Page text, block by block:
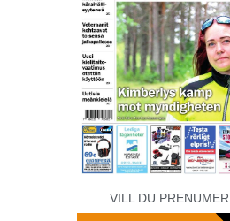
VILL DU